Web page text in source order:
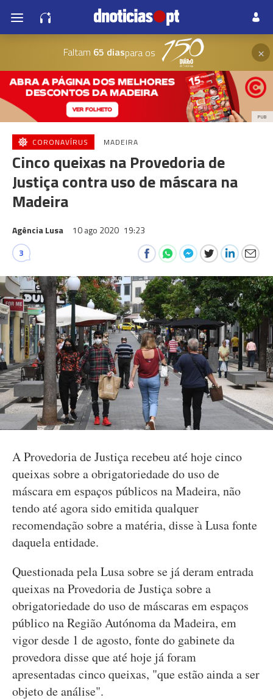
Faltam 65 diaspara os ×
PUB
CORONAVÍRUS MADEIRA
Cinco queixas na Provedoria de
Justiça contra uso de máscara na
Madeira
Agência Lusa 10 ago 2020 19:23
3
A Provedoria de Justiça recebeu até hoje cinco
queixas sobre a obrigatoriedade do uso de
máscara em espaços públicos na Madeira, não
tendo até agora sido emitida qualquer
recomendação sobre a matéria, disse à Lusa fonte
daquela entidade.
Questionada pela Lusa sobre se já deram entrada
queixas na Provedoria de Justiça sobre a
obrigatoriedade do uso de máscaras em espaços
público na Região Autónoma da Madeira, em
vigor desde 1 de agosto, fonte do gabinete da
provedora disse que até hoje já foram
apresentadas cinco queixas, "que estão ainda a ser
objeto de análise".